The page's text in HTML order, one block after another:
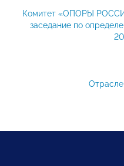
Комитет «ОПОРЫ
заседание по